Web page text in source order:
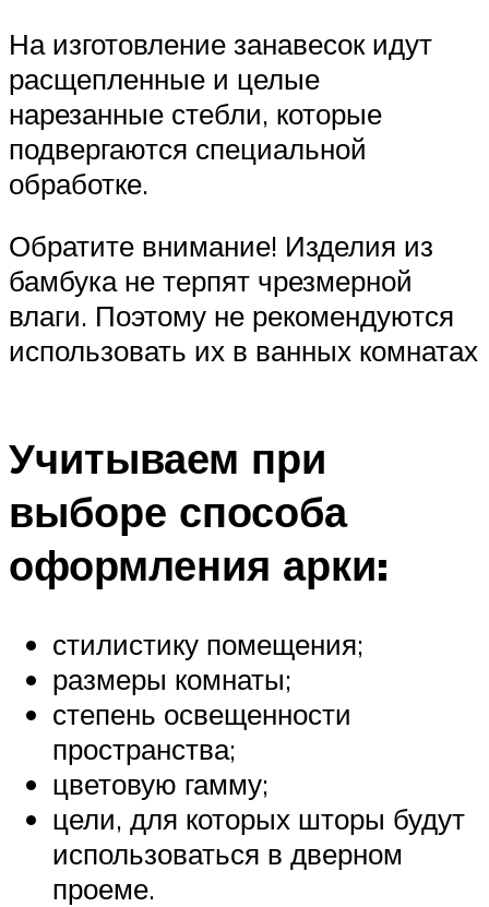
На изготовление занавесок идут
расщепленные и целые
нарезанные стебли, которые
подвергаются специальной
обработке.
Обратите внимание! Изделия из
бамбука не терпят чрезмерной
влаги. Поэтому не рекомендуются
использовать их в ванных комнатах
Учитываем при
выборе способа
оформления арки:
стилистику помещения;
размеры комнаты;
степень освещенности
пространства;
цветовую гамму;
цели, для которых шторы будут
использоваться в дверном
проеме.